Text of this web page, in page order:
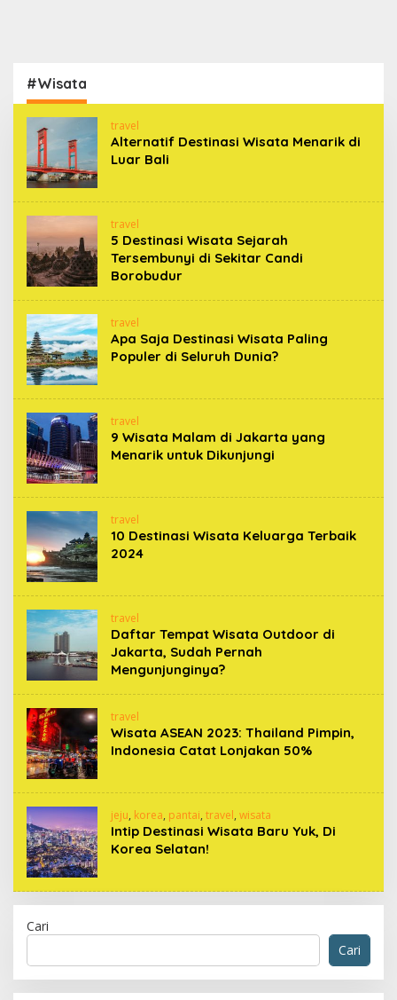
#Wisata
travel
Alternatif Destinasi Wisata Menarik di
Luar Bali
travel
5 Destinasi Wisata Sejarah
Tersembunyi di Sekitar Candi
Borobudur
travel
Apa Saja Destinasi Wisata Paling
Populer di Seluruh Dunia?
travel
9 Wisata Malam di Jakarta yang
Menarik untuk Dikunjungi
travel
10 Destinasi Wisata Keluarga Terbaik
2024
travel
Daftar Tempat Wisata Outdoor di
Jakarta, Sudah Pernah
Mengunjunginya?
travel
Wisata ASEAN 2023: Thailand Pimpin,
Indonesia Catat Lonjakan 50%
jeju, korea, pantai, travel, wisata
Intip Destinasi Wisata Baru Yuk, Di
Korea Selatan!
Cari
Cari